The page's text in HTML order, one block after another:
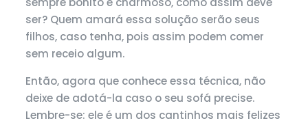
ser? Quem amará essa solução serão seus
filhos, caso tenha, pois assim podem comer
sem receio algum.
Então, agora que conhece essa técnica, não
deixe de adotá-la caso o seu sofá precise.
Lembre-se: ele é um dos cantinhos mais felizes